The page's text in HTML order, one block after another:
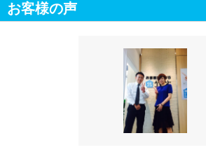
お客様の声